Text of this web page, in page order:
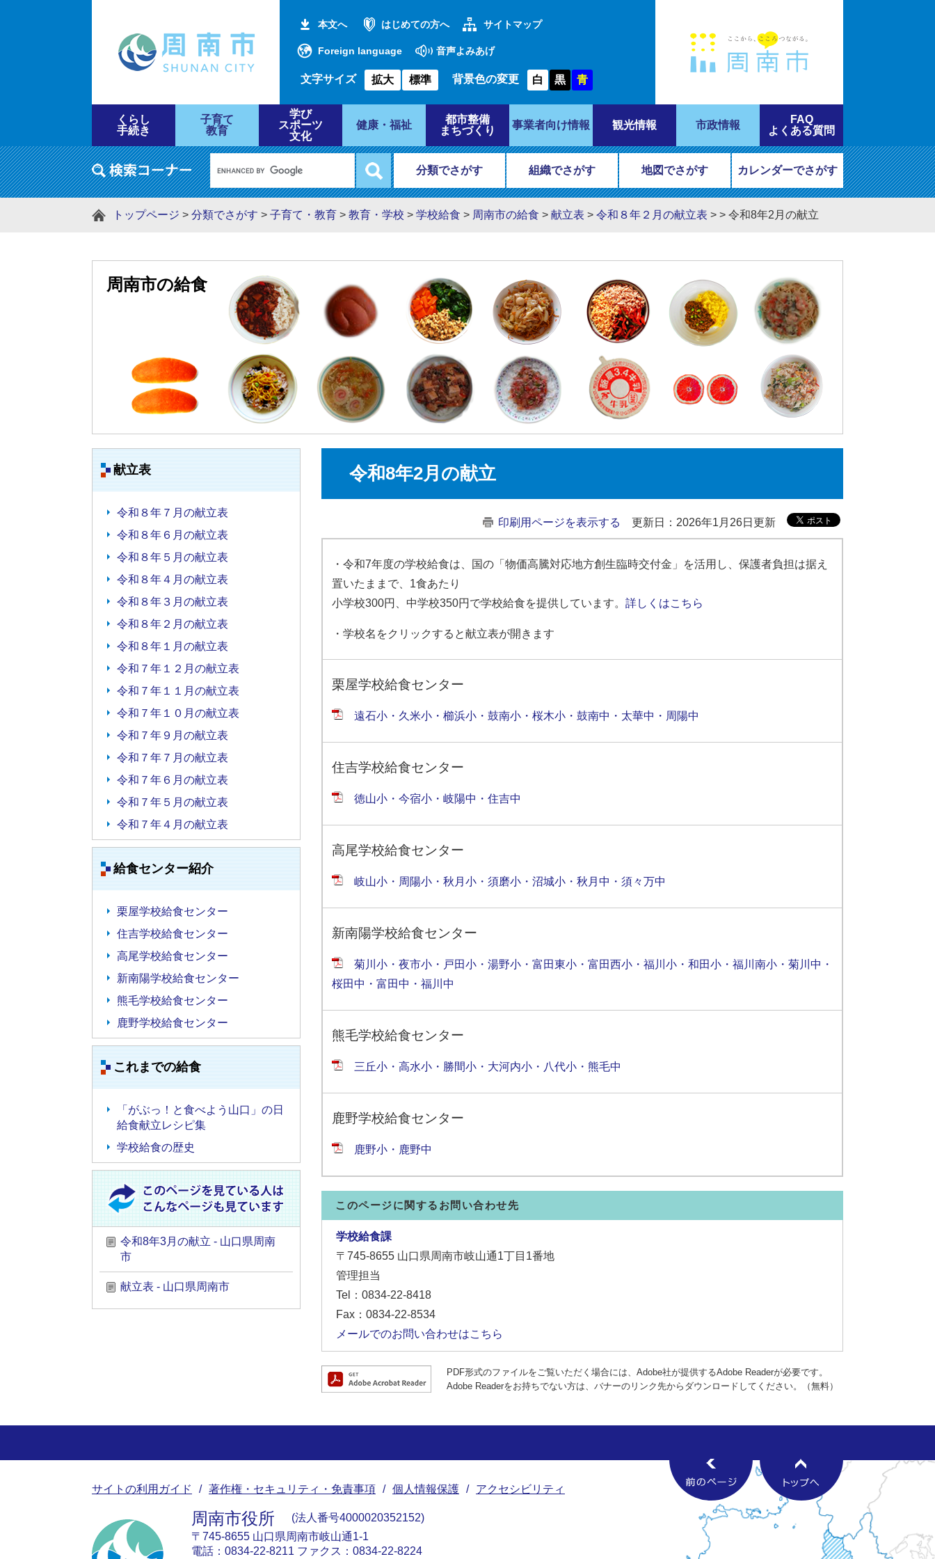
本文へ はじめての方へ サイトマップ
Foreign language 音声よみあげ
文字サイズ 拡大 標準 背景色の変更 白 黒 青
くらし
手続き
子育て
教育
学び
スポーツ
文化
健康・福祉
都市整備
まちづくり
事業者向け情報 観光情報 市政情報
FAQ
よくある質問
分類でさがす 組織でさがす 地図でさがす カレンダーでさがす
トップページ > 分類でさがす > 子育て・教育 > 教育・学校 > 学校給食 > 周南市の給食 > 献立表 > 令和８年２月の献立表 > > 令和8年2月の献立
周南市の給食
献立表
令和８年７月の献立表
令和８年６月の献立表
令和８年５月の献立表
令和８年４月の献立表
令和８年３月の献立表
令和８年２月の献立表
令和８年１月の献立表
令和７年１２月の献立表
令和７年１１月の献立表
令和７年１０月の献立表
令和７年９月の献立表
令和７年７月の献立表
令和７年６月の献立表
令和７年５月の献立表
令和７年４月の献立表
給食センター紹介
栗屋学校給食センター
住吉学校給食センター
高尾学校給食センター
新南陽学校給食センター
熊毛学校給食センター
鹿野学校給食センター
これまでの給食
「がぶっ！と食べよう山口」の日
給食献立レシピ集
学校給食の歴史
令和8年3月の献立 - 山口県周南
市
献立表 - 山口県周南市
令和8年2月の献立
印刷用ページを表示する 更新日：2026年1月26日更新
・令和7年度の学校給食は、国の「物価高騰対応地方創生臨時交付金」を活用し、保護者負担は据え
置いたままで、1食あたり
小学校300円、中学校350円で学校給食を提供しています。 詳しくはこちら
・学校名をクリックすると献立表が開きます
栗屋学校給食センター
遠石小・久米小・櫛浜小・鼓南小・桜木小・鼓南中・太華中・周陽中
住吉学校給食センター
徳山小・今宿小・岐陽中・住吉中
高尾学校給食センター
岐山小・周陽小・秋月小・須磨小・沼城小・秋月中・須々万中
新南陽学校給食センター
菊川小・夜市小・戸田小・湯野小・富田東小・富田西小・福川小・和田小・福川南小・菊川中・
桜田中・富田中・福川中
熊毛学校給食センター
三丘小・高水小・勝間小・大河内小・八代小・熊毛中
鹿野学校給食センター
鹿野小・鹿野中
このページに関するお問い合わせ先
学校給食課
〒745-8655 山口県周南市岐山通1丁目1番地
管理担当
Tel：0834-22-8418
Fax：0834-22-8534
メールでのお問い合わせはこちら
PDF形式のファイルをご覧いただく場合には、Adobe社が提供するAdobe Readerが必要です。
Adobe Readerをお持ちでない方は、バナーのリンク先からダウンロードしてください。（無料）
サイトの利用ガイド 著作権・セキュリティ・免責事項 個人情報保護 アクセシビリティ
周南市役所
法人番号4000020352152
〒745-8655 山口県周南市岐山通1-1
電話：0834-22-8211 ファクス：0834-22-8224